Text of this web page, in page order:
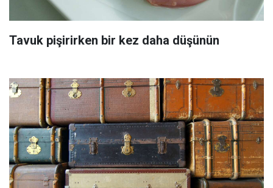
Tavuk pişirirken bir kez daha düşünün